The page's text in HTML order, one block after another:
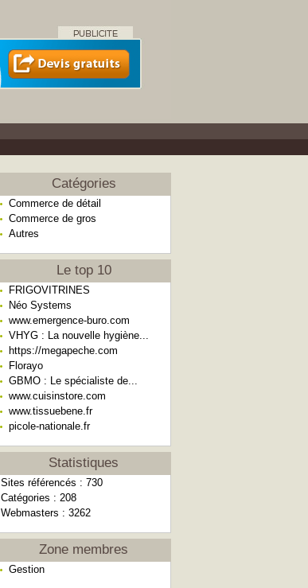
Catégories
Commerce de détail
Commerce de gros
Autres
Le top 10
FRIGOVITRINES
Néo Systems
www.emergence-buro.com
VHYG : La nouvelle hygiène...
https://megapeche.com
Florayo
GBMO : Le spécialiste de...
www.cuisinstore.com
www.tissuebene.fr
picole-nationale.fr
Statistiques
Sites référencés : 730
Catégories : 208
Webmasters : 3262
Zone membres
Gestion